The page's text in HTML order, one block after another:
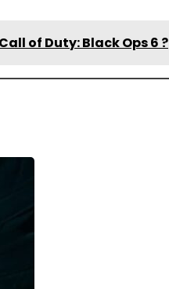
of Duty: Black Ops 6 ?